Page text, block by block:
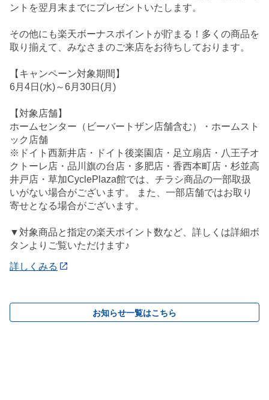
ントを翌月末までにプレゼントいたします。
その他にも楽天ボーナスポイントが貯まる！多くの商品を
取り揃えて、みなさまのご来店をお待ちしております。
【キャンペーン対象期間】
6月4日(水)～6月30日(月)
【対象店舗】
ホームセンター（ビーバートザン店舗含む）・ホームスト
ック店舗
※ドイト西新井店・ドイト後楽園店・足立扇店・八王子オ
クトーレ店・品川旗の台店・多肥店・香西本町店・杉並高
井戸店・草加CyclePlaza館では、チラシ商品の一部取扱
いがない場合がございます。 また、一部店舗ではお取り
寄せとなる場合がございます。
▼対象商品と指定の楽天ポイント数など、詳しくは詳細ボ
タンよりご覧いただけます♪
詳しくみる
お知らせ一覧はこちら